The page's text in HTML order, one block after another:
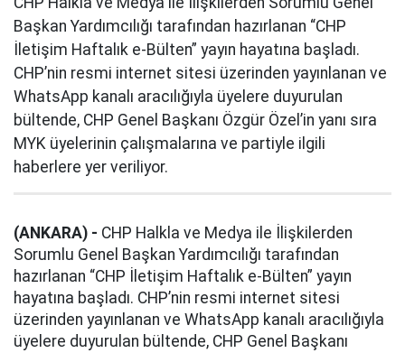
Başkan Yardımcılığı tarafından hazırlanan “CHP
İletişim Haftalık e-Bülten” yayın hayatına başladı.
CHP’nin resmi internet sitesi üzerinden yayınlanan ve
WhatsApp kanalı aracılığıyla üyelere duyurulan
bültende, CHP Genel Başkanı Özgür Özel’in yanı sıra
MYK üyelerinin çalışmalarına ve partiyle ilgili
haberlere yer veriliyor.
(ANKARA) - CHP Halkla ve Medya ile İlişkilerden
Sorumlu Genel Başkan Yardımcılığı tarafından
hazırlanan “CHP İletişim Haftalık e-Bülten” yayın
hayatına başladı. CHP’nin resmi internet sitesi
üzerinden yayınlanan ve WhatsApp kanalı aracılığıyla
üyelere duyurulan bültende, CHP Genel Başkanı